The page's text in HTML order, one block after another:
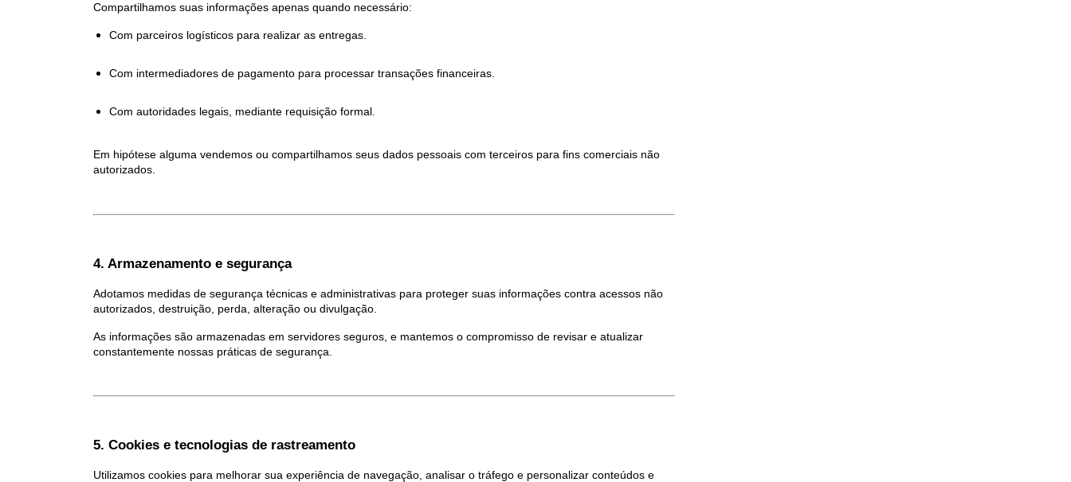
Compartilhamos suas informações apenas quando necessário:
Com parceiros logísticos para realizar as entregas.
Com intermediadores de pagamento para processar transações financeiras.
Com autoridades legais, mediante requisição formal.
Em hipótese alguma vendemos ou compartilhamos seus dados pessoais com terceiros para fins comerciais não
autorizados.
4. Armazenamento e segurança
Adotamos medidas de segurança técnicas e administrativas para proteger suas informações contra acessos não
autorizados, destruição, perda, alteração ou divulgação.
As informações são armazenadas em servidores seguros, e mantemos o compromisso de revisar e atualizar
constantemente nossas práticas de segurança.
5. Cookies e tecnologias de rastreamento
Utilizamos cookies para melhorar sua experiência de navegação, analisar o tráfego e personalizar conteúdos e